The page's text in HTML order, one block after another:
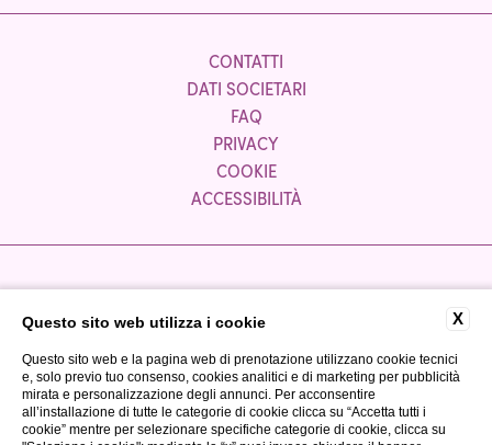
CONTATTI
DATI SOCIETARI
FAQ
PRIVACY
COOKIE
ACCESSIBILITÀ
X
Questo sito web utilizza i cookie
Questo sito web e la pagina web di prenotazione utilizzano cookie tecnici
e, solo previo tuo consenso, cookies analitici e di marketing per pubblicità
mirata e personalizzazione degli annunci. Per acconsentire
all’installazione di tutte le categorie di cookie clicca su “Accetta tutti i
cookie” mentre per selezionare specifiche categorie di cookie, clicca su